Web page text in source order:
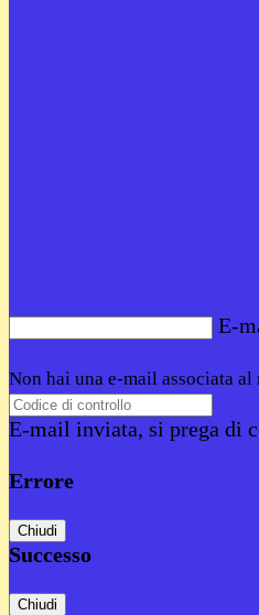
E-
Non hai una e-mail associata
E-mail inviata, si prega di
Errore
Chiudi
Successo
Chiudi